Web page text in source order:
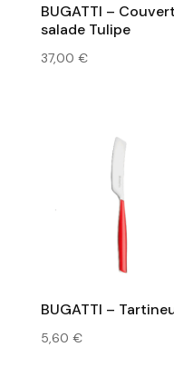
BUGATTI –
salade Tulipe
37,00 €
BUGATTI –
5,60 €